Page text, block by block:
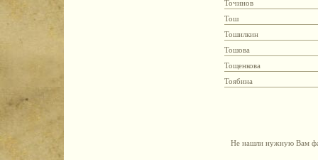
Точинов
Тош
Тошилкин
Тошова
Тощенкова
Тоябина
Не нашли нужную Вам